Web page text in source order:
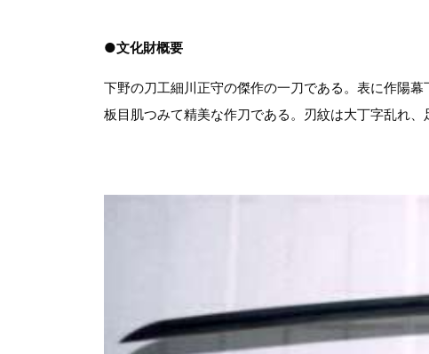
●文化財概要
下野の刀工細川正守の傑作の一刀である。表に作陽
板目肌つみて精美な作刀である。刃紋は大丁字乱れ